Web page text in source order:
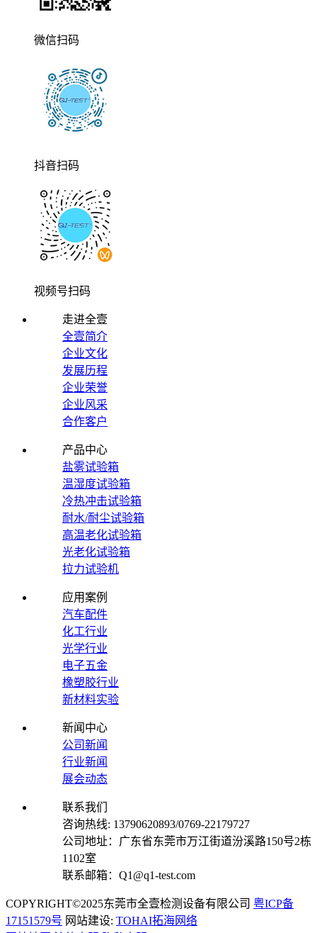
微信扫码
抖音扫码
视频号扫码
走进全壹
全壹简介
企业文化
发展历程
企业荣誉
企业风采
合作客户
产品中心
盐雾试验箱
温湿度试验箱
冷热冲击试验箱
耐水/耐尘试验箱
高温老化试验箱
光老化试验箱
拉力试验机
应用案例
汽车配件
化工行业
光学行业
电子五金
橡塑胶行业
新材料实验
新闻中心
公司新闻
行业新闻
展会动态
联系我们
咨询热线: 13790620893/0769-22179727
公司地址：广东省东莞市万江街道汾溪路150号2栋
1102室
联系邮箱：Q1@q1-test.com
COPYRIGHT©2025东莞市全壹检测设备有限公司 粤ICP备
17151579号 网站建设: TOHAI拓海网络